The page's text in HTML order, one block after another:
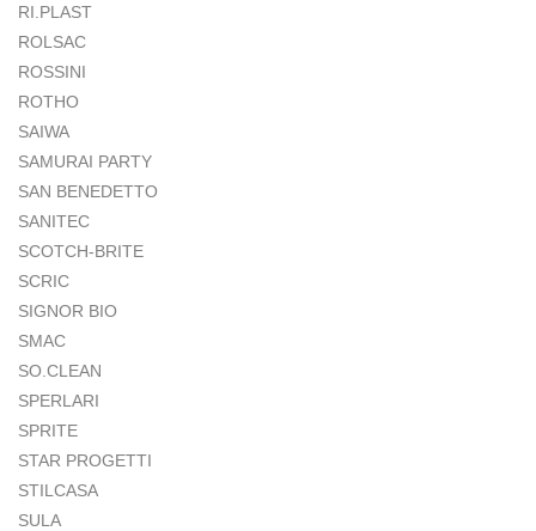
RI.PLAST
ROLSAC
ROSSINI
ROTHO
SAIWA
SAMURAI PARTY
SAN BENEDETTO
SANITEC
SCOTCH-BRITE
SCRIC
SIGNOR BIO
SMAC
SO.CLEAN
SPERLARI
SPRITE
STAR PROGETTI
STILCASA
SULA